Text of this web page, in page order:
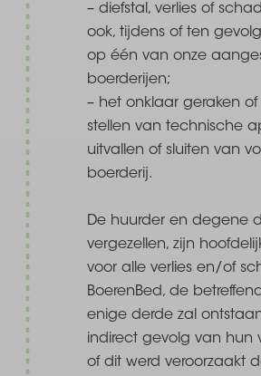
– diefstal, verlies of
ook, tijdens of ten
op één van onze
boerderijen;
– het onklaar geraken
stellen van technische
uitvallen of sluiten van
boerderij.
De huurder en degene
vergezellen, zijn
voor alle verlies en/of
BoerenBed, de
enige derde zal
indirect gevolg van hun
of dit werd veroorzaakt